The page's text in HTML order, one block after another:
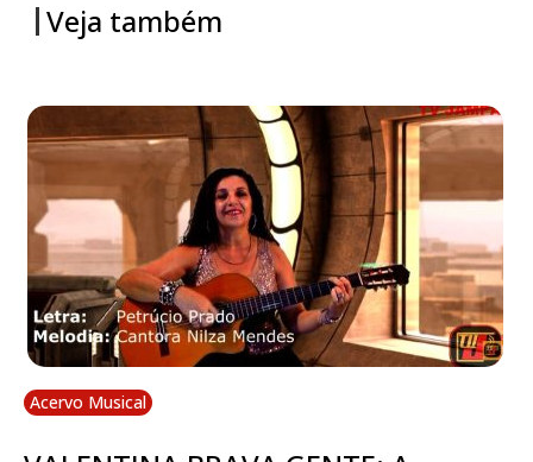
Veja também
Acervo Musical